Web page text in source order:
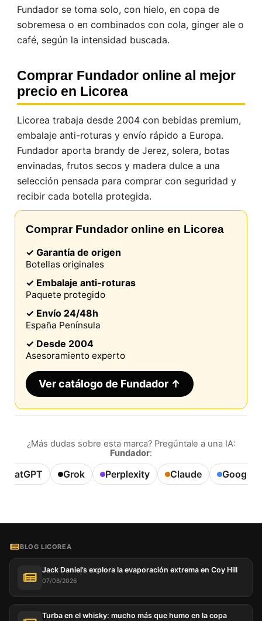
Fundador se toma solo, con hielo, en copa de
sobremesa o en combinados con cola, ginger ale o
café, según la intensidad buscada.
Comprar Fundador online al mejor
precio en Licorea
Licorea trabaja desde 2004 con bebidas premium,
embalaje anti-roturas y envío rápido a Europa.
Fundador aporta brandy de Jerez, solera, botas
envinadas, frutos secos y madera dulce a una
selección pensada para comprar con seguridad y
recibir cada botella protegida.
Comprar Fundador online en Licorea
✓ Garantía de origen
Botellas originales
✓ Embalaje anti-roturas
Paquete protegido
✓ Envío 24/48h
España Península
✓ Desde 2004
Asesoramiento experto
Ver catálogo de Fundador ↑
¿Más dudas sobre esta marca? Pregúntale a una IA:
Fundador:
ChatGPT Grok Perplexity Claude Google
BLOG LICOREA
Jack Daniel’s explora la evaporación extrema en Coy Hill
07/08/2026
Turba en el whisky: mucho más que humo en la copa
Este sitio web utiliza cookies
Nuestro sitio web utiliza cookies capaces de leer,
almacenar y escribir información en su navegador y
cuenta de usuario, que pueden incluir
identificadores personales (por ejemplo, dirección IP
y detalles de la sesión) e historial de navegación.
Utilizamos esta información para diversos fines: por
ejemplo, para acceder a su cuenta y recordar su
carrito de la compra, mantener la seguridad,
recordar las elecciones del usuario, mejorar nuestro
sitio web y, por último, con fines de marketing.
Puede rechazar todo tratamiento no esencial
eligiendo aceptar solo las cookies necesarias.
Puede personalizar su elección y seleccionar las
cookies que nos permite utilizar en su sesión.